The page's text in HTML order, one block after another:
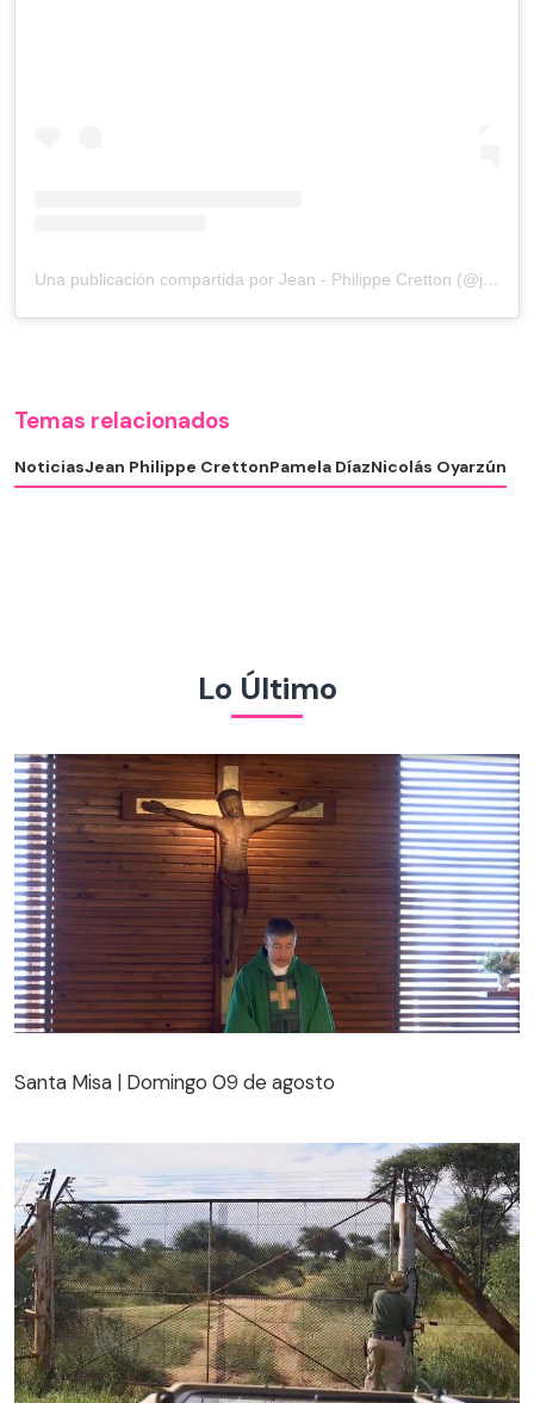
Una publicación compartida por Jean - Philippe Cretton (@jpcrettino)
Temas relacionados
NoticiasJean Philippe CrettonPamela DíazNicolás Oyarzún
Lo Último
Santa Misa | Domingo 09 de agosto